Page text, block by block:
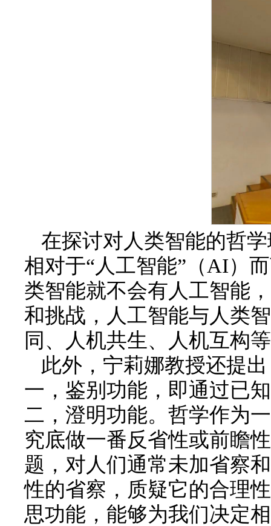
在探讨对人类智能的哲
相对于“人工智能”（AI）
类智能就不会有人工智能
和挑战，人工智能与人类
同、人机共生、人机互构
此外，宁莉娜教授还提
一，鉴别功能，即通过已
二，澄明功能。哲学作为
究底做一番反省性或前瞻
题，对人们通常未加省察
性的省察，质疑它的合理
思功能，能够为我们决定